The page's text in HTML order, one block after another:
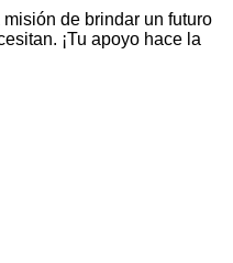
de brindar un futuro
¡Tu apoyo hace la